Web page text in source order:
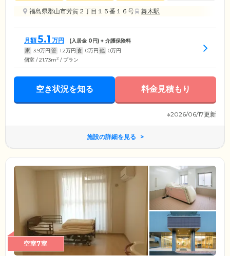
福島県郡山市芳賀２丁目１５番１６号
舞木駅
月額5.1 万円 (入居金 0円) + 介護保険料
家 3.9万円 管 1.2万円 食 0万円 他 0万円
個室 / 21.73m2 / プラン
空き状況を知る 料金見積もり
※2026/06/17更新
施設の詳細を見る
空室7室